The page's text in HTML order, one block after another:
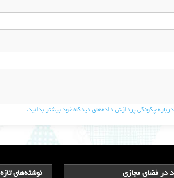
درباره چگونگی پردازش داده‌های دیدگاه خود بیشتر بدانید.
نوشته‌های تازه در فضای مجازی